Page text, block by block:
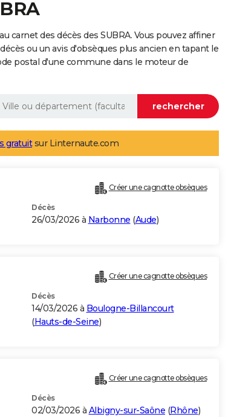
carnet des décès des SUBRA. Vous pouvez affiner
ou un avis d'obsèques plus ancien en tapant le
postal d'une commune dans le moteur de
gratuitsur Linternaute.com
Créer une cagnotte obsèques
Décès
26/03/2026 à Narbonne (Aude)
Créer une cagnotte obsèques
Décès
14/03/2026 à Boulogne-Billancourt
(Hauts-de-Seine)
Créer une cagnotte obsèques
Décès
02/03/2026 à Albigny-sur-Saône (Rhône)